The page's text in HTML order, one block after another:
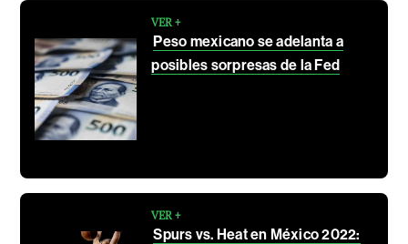
VER +
Peso mexicano se adelanta a
posibles sorpresas de la Fed
VER +
Spurs vs. Heat en México 2022: